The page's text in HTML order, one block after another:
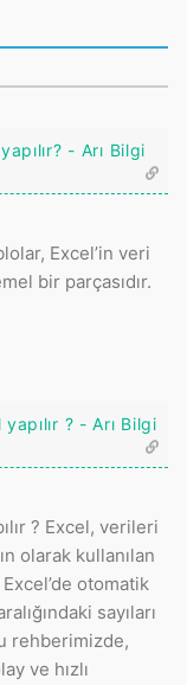
- Arı Bilgi
Excel’in veri
bir parçasıdır.
? - Arı Bilgi
? Excel, verileri
olarak kullanılan
otomatik
sayıları
rehberimizde,
ve hızlı